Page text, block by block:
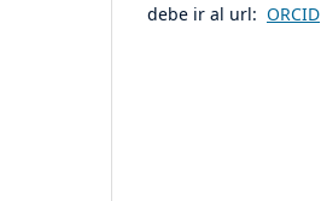
debe ir al url: ORCID